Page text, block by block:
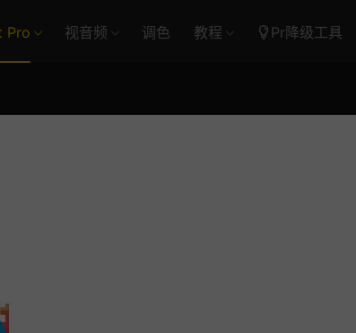
Pro 视音频 调色 教程 Pr降级工具